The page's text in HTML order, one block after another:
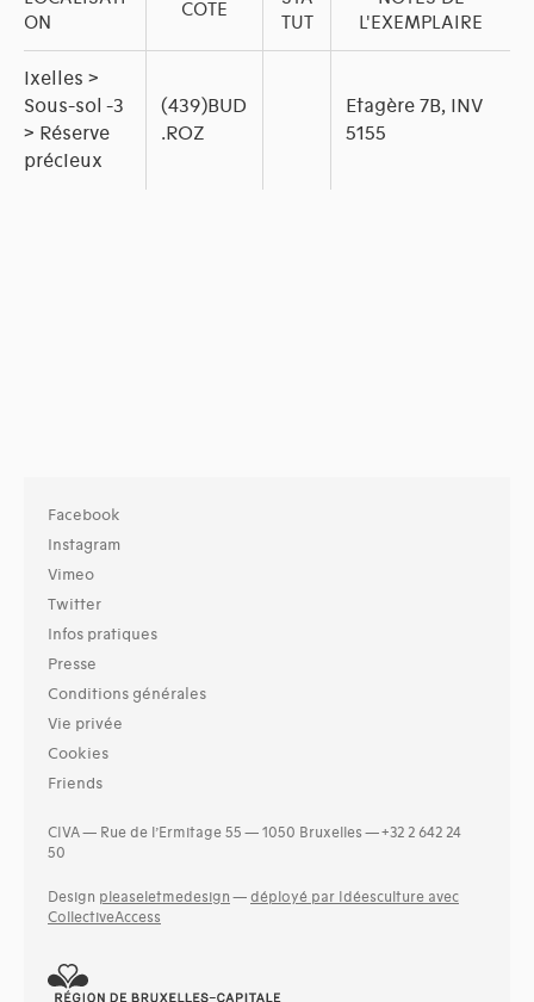
ON
COTE
TUT
L'EXEMPLAIRE
Ixelles >
Sous-sol -3
> Réserve
précieux
(439)BUD
.ROZ
Etagère 7B, INV
5155
Facebook
Instagram
Vimeo
Twitter
Infos pratiques
Presse
Conditions générales
Vie privée
Cookies
Friends
CIVA — Rue de l’Ermitage 55 — 1050 Bruxelles — +32 2 642 24
50
Design pleaseletmedesign — déployé par Idéesculture avec
CollectiveAccess